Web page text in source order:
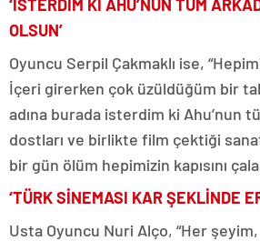
‘İSTERDİM Kİ AHU’NUN TÜM
OLSUN’
Oyuncu Serpil Çakmaklı ise,
İçeri girerken çok üzüldüğüm bir
adına burada isterdim ki Ahu’nun
dostları ve birlikte film çektiği
bir gün ölüm hepimizin kapısını
‘TÜRK SİNEMASI KAR ŞEKLİNDE
Usta Oyuncu Nuri Alço, “Her